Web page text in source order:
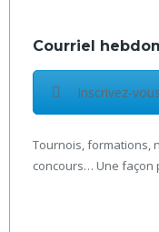
Courriel
Inscrivez-
Tournois, formations,
concours… Une façon